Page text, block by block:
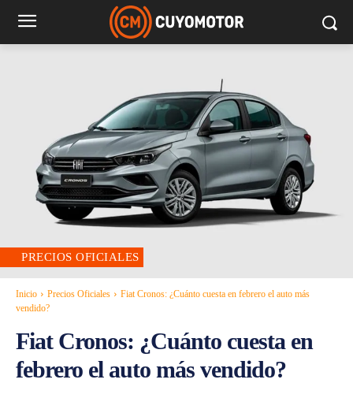
PRECIOS OFICIALES
Inicio Precios Oficiales
Fiat Cronos: ¿Cuánto cuesta en febrero el auto más
vendido?
Fiat Cronos: ¿Cuánto cuesta en
febrero el auto más vendido?